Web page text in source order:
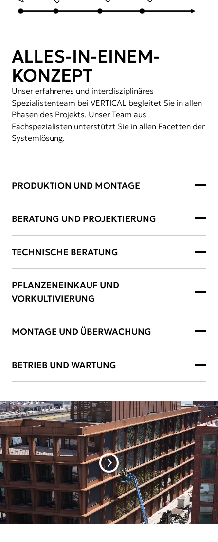
ALLES-IN-EINEM-
KONZEPT
Unser erfahrenes und interdisziplinäres
Spezialistenteam bei VERTICAL begleitet Sie in allen
Phasen des Projekts. Unser Team aus
Fachspezialisten unterstützt Sie in allen Facetten der
Systemlösung.
PRODUKTION UND MONTAGE
BERATUNG UND PROJEKTIERUNG
TECHNISCHE BERATUNG
PFLANZENEINKAUF UND
VORKULTIVIERUNG
MONTAGE UND ÜBERWACHUNG
BETRIEB UND WARTUNG